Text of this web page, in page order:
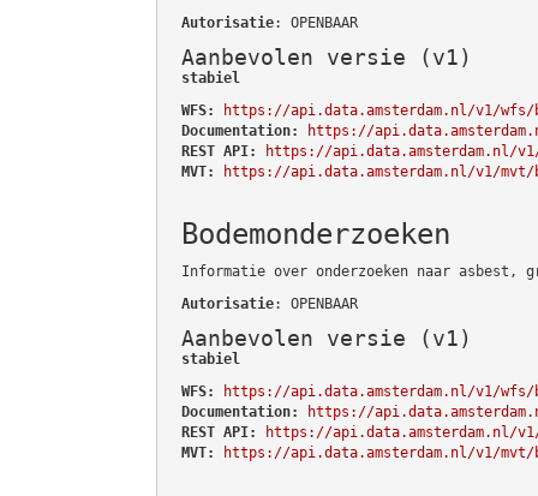
Autorisatie: OPENBAAR
Aanbevolen versie (v1)
stabiel
WFS:
https://api.data.amsterdam.nl/v1/wfs/
Documentation:
https://
REST API:
https://api.data.amsterdam.nl/
MVT:
https://api.data.amsterdam.nl/v1/mvt/
Bodemonderzoeken
Informatie over onderzoeken naar asbest,
Autorisatie: OPENBAAR
Aanbevolen versie (v1)
stabiel
WFS:
https://api.data.amsterdam.nl/v1/wfs/
Documentation:
https://
REST API:
https://api.data.amsterdam.nl/v1/
MVT:
https://api.data.amsterdam.nl/v1/mvt/